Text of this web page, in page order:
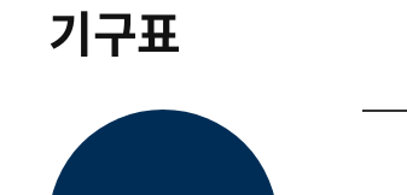
기구표